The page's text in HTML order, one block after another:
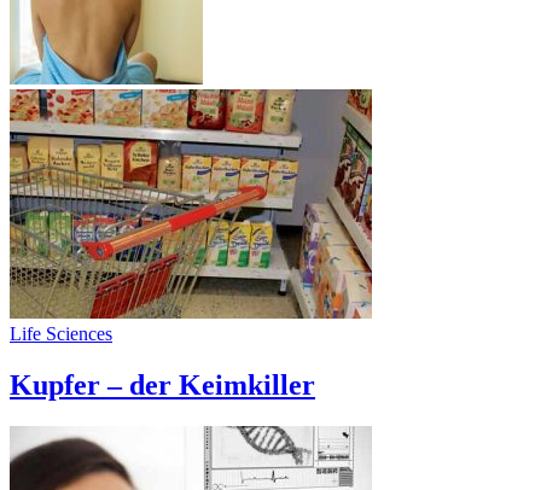
Life Sciences
Kupfer – der Keimkiller